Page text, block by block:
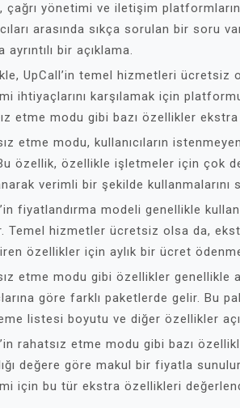
çağrı yönetimi ve iletişim
arasında sıkça sorulan bir soru
ayrıntılı bir açıklama.
UpCall’in temel hizmetleri ücretsiz
ihtiyaçlarını karşılamak için
etme modu gibi bazı özellikler
etme modu, kullanıcıların
özellik, özellikle işletmeler için çok
verimli bir şekilde kullanmalarını
fiyatlandırma modeli genellikle
Temel hizmetler ücretsiz olsa da,
özellikler için aylık bir ücret
etme modu gibi özellikler genellikle
göre farklı paketlerde gelir. Bu
listesi boyutu ve diğer özellikler
rahatsız etme modu gibi bazı
değere göre makul bir fiyatla
için bu tür ekstra özellikleri